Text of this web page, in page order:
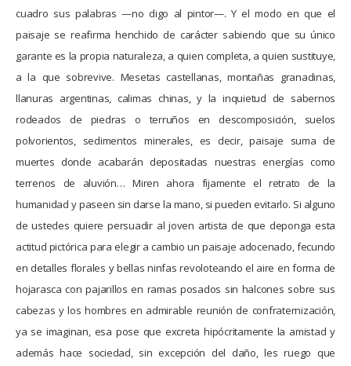
cuadro sus palabras —no digo al pintor—. Y el modo en que el
paisaje se reafirma henchido de carácter sabiendo que su único
garante es la propia naturaleza, a quien completa, a quien sustituye,
a la que sobrevive. Mesetas castellanas, montañas granadinas,
llanuras argentinas, calimas chinas, y la inquietud de sabernos
rodeados de piedras o terruños en descomposición, suelos
polvorientos, sedimentos minerales, es decir, paisaje suma de
muertes donde acabarán depositadas nuestras energías como
terrenos de aluvión… Miren ahora fijamente el retrato de la
humanidad y paseen sin darse la mano, si pueden evitarlo. Si alguno
de ustedes quiere persuadir al joven artista de que deponga esta
actitud pictórica para elegir a cambio un paisaje adocenado, fecundo
en detalles florales y bellas ninfas revoloteando el aire en forma de
hojarasca con pajarillos en ramas posados sin halcones sobre sus
cabezas y los hombres en admirable reunión de confraternización,
ya se imaginan, esa pose que excreta hipócritamente la amistad y
además hace sociedad, sin excepción del daño, les ruego que